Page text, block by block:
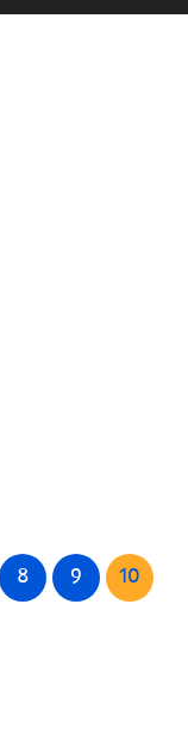
8 9 10